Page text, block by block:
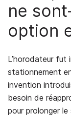
ne
option
L’horodateur fut
stationnement
invention
besoin de
pour prolonger